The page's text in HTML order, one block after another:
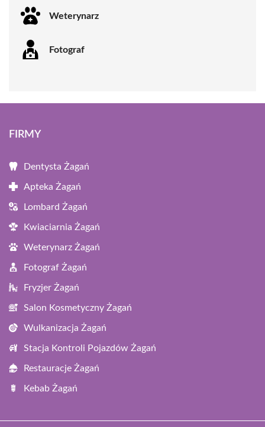
Weterynarz
Fotograf
FIRMY
Dentysta Żagań
Apteka Żagań
Lombard Żagań
Kwiaciarnia Żagań
Weterynarz Żagań
Fotograf Żagań
Fryzjer Żagań
Salon Kosmetyczny Żagań
Wulkanizacja Żagań
Stacja Kontroli Pojazdów Żagań
Restauracje Żagań
Kebab Żagań